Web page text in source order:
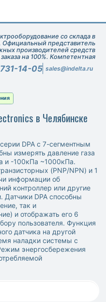
со склада в
Официальный представитель
производителей средств
на 100%. Компетентная
при подборе оборудования.
14-05 sales@indelta.ru
в Челябинске
DPA с 7-сегментным
измерять давление газа
и -100кПа ~1000кПа.
(PNP/NPN) и 1
информации об
контроллер или другие
Датчики DPA способны
так и
и отображать его 6
пользователя. Функция
датчика на другой
наладки системы с
энергосбережения